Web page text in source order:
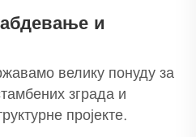
и
велику понуду за
зграда и
пројекте.